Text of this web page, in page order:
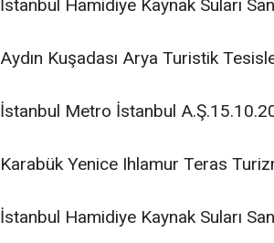
İstanbul Hamidiye Kaynak Suları
Aydın Kuşadası Arya Turistik
İstanbul Metro İstanbul
Karabük Yenice Ihlamur Teras
İstanbul Hamidiye Kaynak Suları